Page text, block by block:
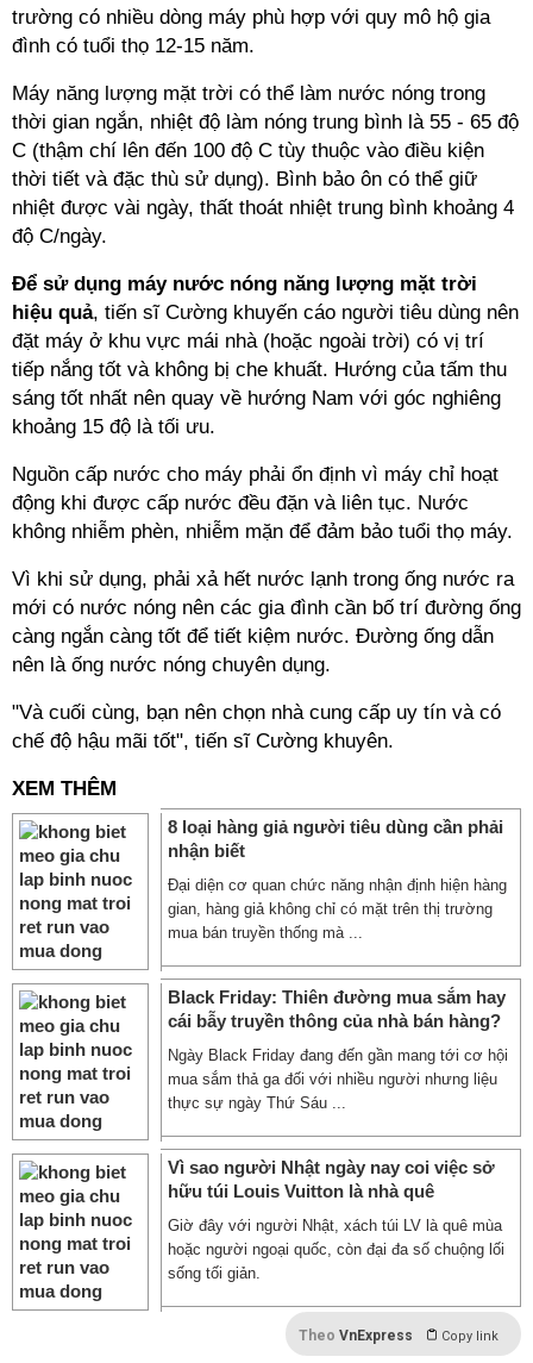
trường có nhiều dòng máy phù hợp với quy mô hộ gia
đình có tuổi thọ 12-15 năm.
Máy năng lượng mặt trời có thể làm nước nóng trong
thời gian ngắn, nhiệt độ làm nóng trung bình là 55 - 65 độ
C (thậm chí lên đến 100 độ C tùy thuộc vào điều kiện
thời tiết và đặc thù sử dụng). Bình bảo ôn có thể giữ
nhiệt được vài ngày, thất thoát nhiệt trung bình khoảng 4
độ C/ngày.
Để sử dụng máy nước nóng năng lượng mặt trời
hiệu quả, tiến sĩ Cường khuyến cáo người tiêu dùng nên
đặt máy ở khu vực mái nhà (hoặc ngoài trời) có vị trí
tiếp nắng tốt và không bị che khuất. Hướng của tấm thu
sáng tốt nhất nên quay về hướng Nam với góc nghiêng
khoảng 15 độ là tối ưu.
Nguồn cấp nước cho máy phải ổn định vì máy chỉ hoạt
động khi được cấp nước đều đặn và liên tục. Nước
không nhiễm phèn, nhiễm mặn để đảm bảo tuổi thọ máy.
Vì khi sử dụng, phải xả hết nước lạnh trong ống nước ra
mới có nước nóng nên các gia đình cần bố trí đường ống
càng ngắn càng tốt để tiết kiệm nước. Đường ống dẫn
nên là ống nước nóng chuyên dụng.
"Và cuối cùng, bạn nên chọn nhà cung cấp uy tín và có
chế độ hậu mãi tốt", tiến sĩ Cường khuyên.
XEM THÊM
8 loại hàng giả người tiêu dùng cần phải
nhận biết
Đại diện cơ quan chức năng nhận định hiện hàng
gian, hàng giả không chỉ có mặt trên thị trường
mua bán truyền thống mà ...
Black Friday: Thiên đường mua sắm hay
cái bẫy truyền thông của nhà bán hàng?
Ngày Black Friday đang đến gần mang tới cơ hội
mua sắm thả ga đối với nhiều người nhưng liệu
thực sự ngày Thứ Sáu ...
Vì sao người Nhật ngày nay coi việc sở
hữu túi Louis Vuitton là nhà quê
Giờ đây với người Nhật, xách túi LV là quê mùa
hoặc người ngoại quốc, còn đại đa số chuộng lối
sống tối giản.
Theo VnExpress Copy link